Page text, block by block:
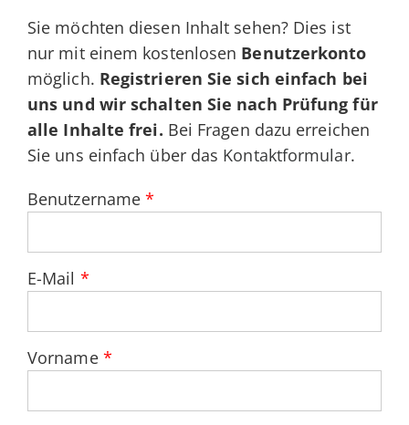
Sie möchten diesen Inhalt sehen? Dies ist
nur mit einem kostenlosen Benutzerkonto
möglich. Registrieren Sie sich einfach bei
uns und wir schalten Sie nach Prüfung für
alle Inhalte frei. Bei Fragen dazu erreichen
Sie uns einfach über das Kontaktformular.
Benutzername *
E-Mail *
Vorname *